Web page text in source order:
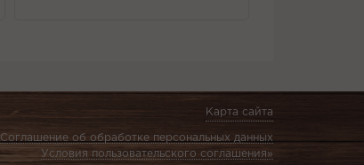
Карта сайта
Соглашение об обработке персональных данных
Условия пользовательского соглашения»